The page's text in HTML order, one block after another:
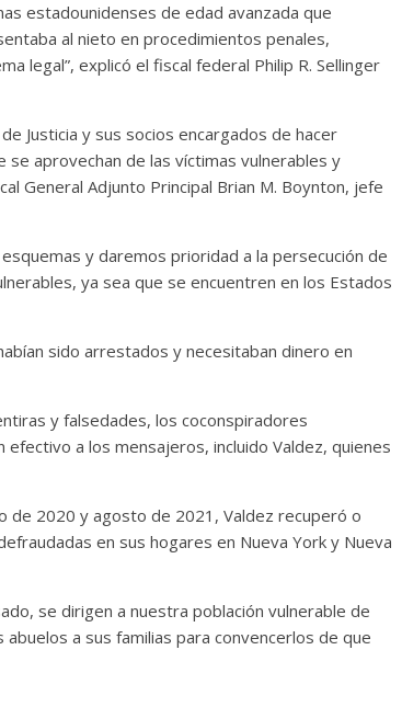
estadounidenses de edad avanzada que
al nieto en procedimientos penales,
legal”, explicó el fiscal federal Philip R. Sellinger
Justicia y sus socios encargados de hacer
aprovechan de las víctimas vulnerables y
General Adjunto Principal Brian M. Boynton, jefe
y daremos prioridad a la persecución de
ya sea que se encuentren en los Estados
sido arrestados y necesitaban dinero en
y falsedades, los coconspiradores
a los mensajeros, incluido Valdez, quienes
de 2020 y agosto de 2021, Valdez recuperó o
en sus hogares en Nueva York y Nueva
se dirigen a nuestra población vulnerable de
a sus familias para convencerlos de que